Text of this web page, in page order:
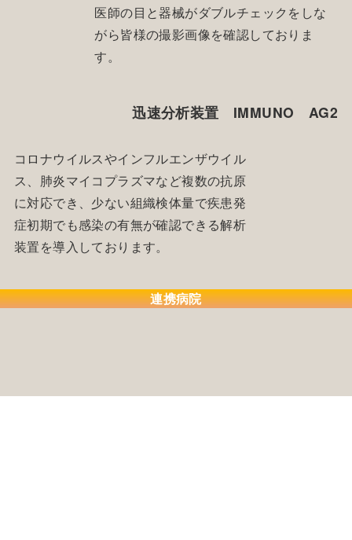
医師の目と器械がダブルチェックをしな
がら皆様の撮影画像を確認しておりま
す。
迅速分析装置 IMMUNO AG2
コロナウイルスやインフルエンザウイル
ス、肺炎マイコプラズマなど複数の抗原
に対応でき、少ない組織検体量で疾患発
症初期でも感染の有無が確認できる解析
装置を導入しております。
連携病院